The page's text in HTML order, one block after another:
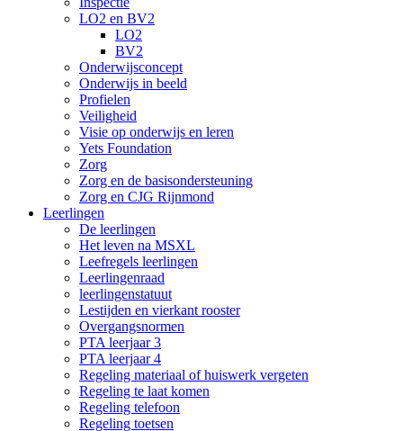
LO2 en BV2
LO2
BV2
Onderwijsconcept
Onderwijs in beeld
Profielen
Veiligheid
Visie op onderwijs en leren
Yets Foundation
Zorg
Zorg en de basisondersteuning
Zorg en CJG Rijnmond
Leerlingen
De leerlingen
Het leven na MSXL
Leefregels leerlingen
Leerlingenraad
leerlingenstatuut
Lestijden en vierkant rooster
Overgangsnormen
PTA leerjaar 3
PTA leerjaar 4
Regeling materiaal of huiswerk vergeten
Regeling te laat komen
Regeling telefoon
Regeling toetsen